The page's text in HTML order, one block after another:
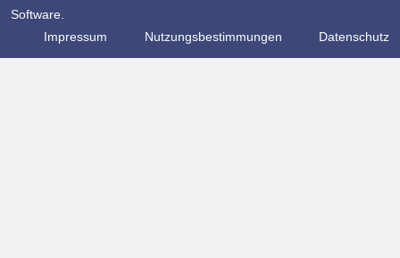
Software.
Impressum
Nutzungsbestimmungen Datenschutz